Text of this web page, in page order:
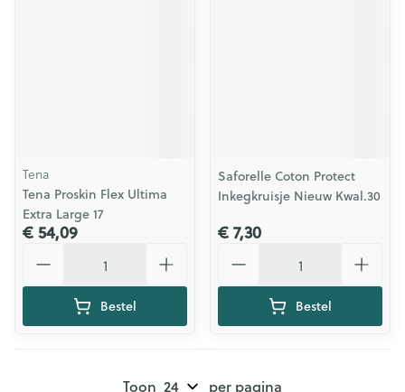
Tena
Tena Proskin Flex Ultima
Extra Large 17
€ 54,09
Bestel
Saforelle Coton Protect
Inkegkruisje Nieuw Kwal.30
€ 7,30
Bestel
Toon per pagina